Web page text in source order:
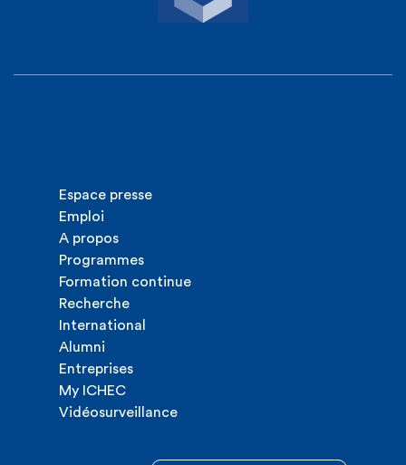
Espace presse
Emploi
A propos
Programmes
Formation continue
Recherche
International
Alumni
Entreprises
My ICHEC
Vidéosurveillance